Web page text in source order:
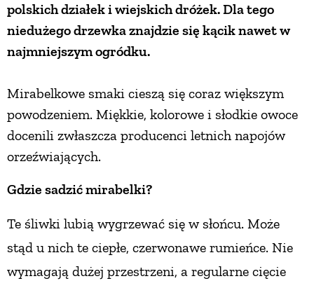
polskich działek i wiejskich dróżek. Dla tego
niedużego drzewka znajdzie się kącik nawet w
najmniejszym ogródku.
Mirabelkowe smaki cieszą się coraz większym
powodzeniem. Miękkie, kolorowe i słodkie owoce
docenili zwłaszcza producenci letnich napojów
orzeźwiających.
Gdzie sadzić mirabelki?
Te śliwki lubią wygrzewać się w słońcu. Może
stąd u nich te ciepłe, czerwonawe rumieńce. Nie
wymagają dużej przestrzeni, a regularne cięcie